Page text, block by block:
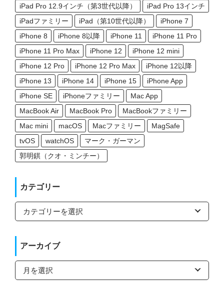
iPad Pro 12.9インチ（第3世代以降）
iPad Pro 13インチ
iPadファミリー
iPad（第10世代以降）
iPhone 7
iPhone 8
iPhone 8以降 iPhone 11
iPhone 11 Pro
iPhone 11 Pro Max
iPhone 12
iPhone 12 mini
iPhone 12 Pro
iPhone 12 Pro Max
iPhone 12以降
iPhone 13
iPhone 14 iPhone 15
iPhone App
iPhone SE
iPhoneファミリー
Mac App
MacBook Air
MacBook Pro
MacBookファミリー
Mac mini
macOS Macファミリー
MagSafe
tvOS
watchOS
マーク・ガーマン
郭明錤（クオ・ミンチー）
カテゴリー
カ
ゴ
ー
アーカイブ
ア
カ